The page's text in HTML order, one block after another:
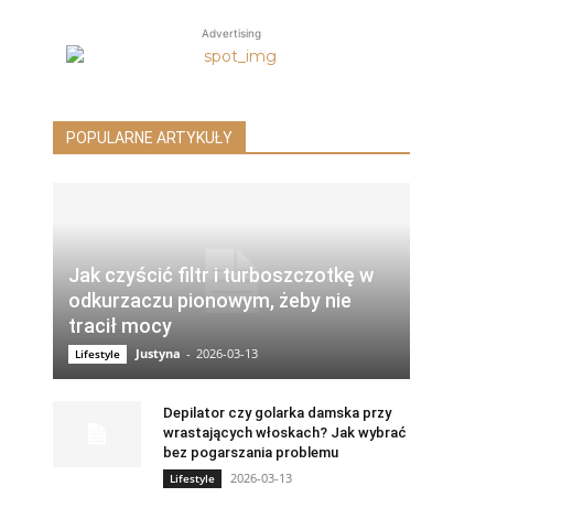
Advertising
POPULARNE ARTYKUŁY
Jak czyścić filtr i turboszczotkę w
odkurzaczu pionowym, żeby nie
tracił mocy
Lifestyle Justyna - 2026-03-13
Depilator czy golarka damska przy
wrastających włoskach? Jak wybrać
bez pogarszania problemu
Lifestyle 2026-03-13